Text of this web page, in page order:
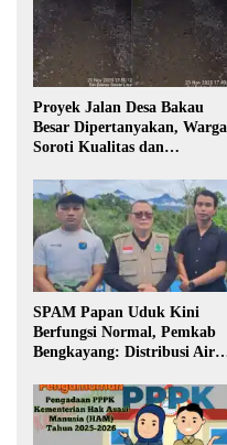
Proyek Jalan Desa Bakau
Besar Dipertanyakan, Warga
Soroti Kualitas dan
Pembangunan
SPAM Papan Uduk Kini
Berfungsi Normal, Pemkab
Bengkayang: Distribusi Air
Warga